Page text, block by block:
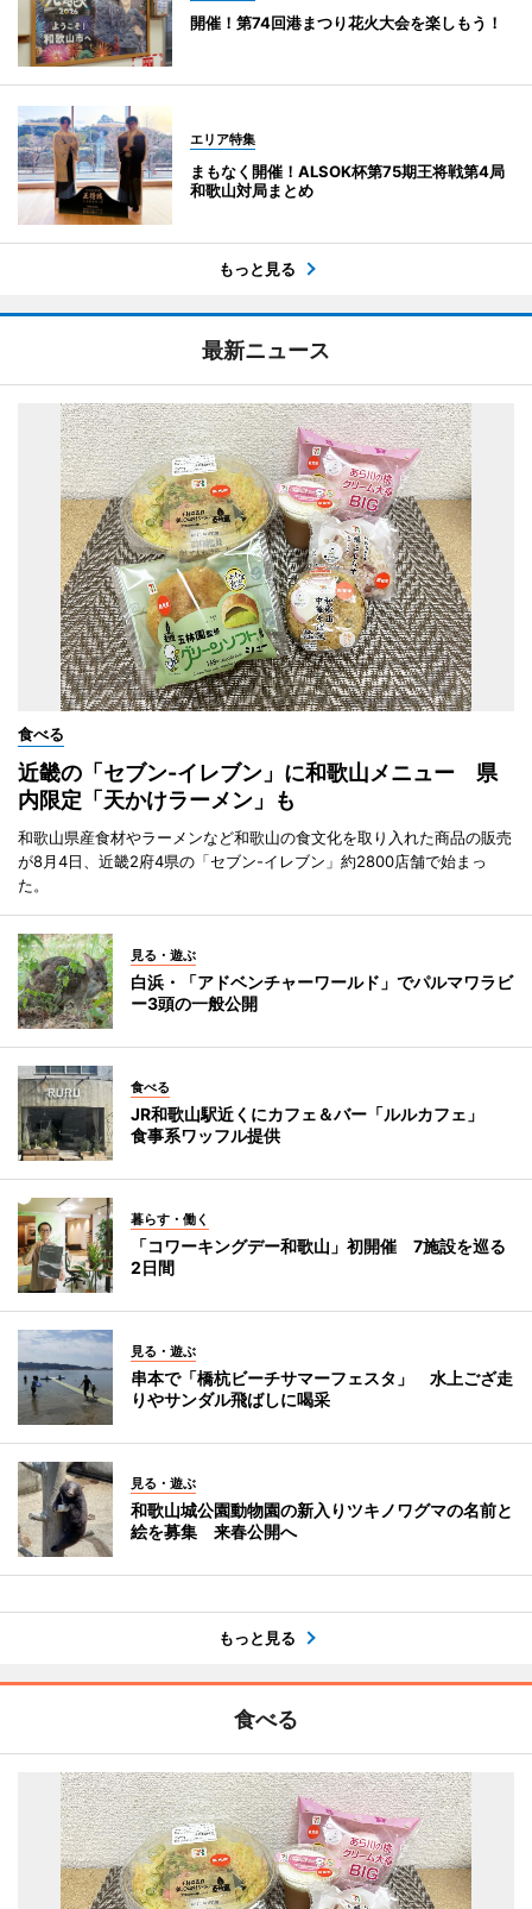
開催！第74回港まつり花火大会を楽しもう！
エリア特集
まもなく開催！ALSOK杯第75期王将戦第4局
和歌山対局まとめ
もっと見る
最新ニュース
食べる
近畿の「セブン-イレブン」に和歌山メニュー 県
内限定「天かけラーメン」も
和歌山県産食材やラーメンなど和歌山の食文化を取り入れた商品の販売
が8月4日、近畿2府4県の「セブン-イレブン」約2800店舗で始まっ
た。
見る・遊ぶ
白浜・「アドベンチャーワールド」でパルマワラビ
ー3頭の一般公開
食べる
JR和歌山駅近くにカフェ＆バー「ルルカフェ」
食事系ワッフル提供
暮らす・働く
「コワーキングデー和歌山」初開催 7施設を巡る
2日間
見る・遊ぶ
串本で「橋杭ビーチサマーフェスタ」 水上ござ走
りやサンダル飛ばしに喝采
見る・遊ぶ
和歌山城公園動物園の新入りツキノワグマの名前と
絵を募集 来春公開へ
もっと見る
食べる